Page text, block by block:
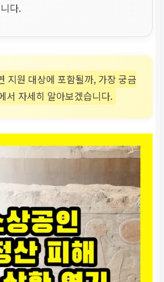
다.
지원 대상에 포함될까, 가장 궁금
서 자세히 알아보겠습니다.